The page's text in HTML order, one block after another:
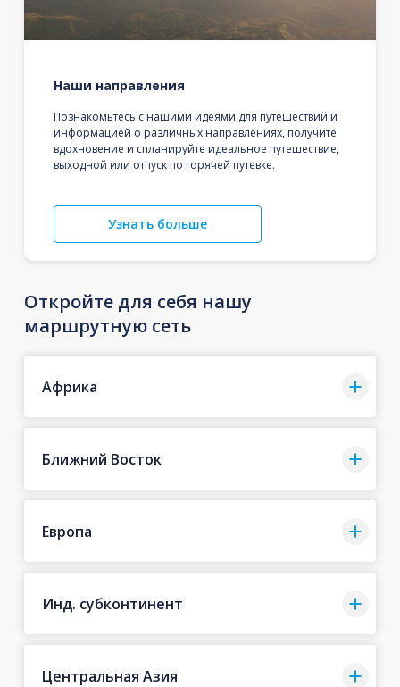
Наши направления
Познакомьтесь с нашими идеями для путешествий и
информацией о различных направлениях, получите
вдохновение и спланируйте идеальное путешествие,
выходной или отпуск по горячей путевке.
Узнать больше
Откройте для себя нашу
маршрутную сеть
Африка
Ближний Восток
Европа
Инд. субконтинент
Центральная Азия